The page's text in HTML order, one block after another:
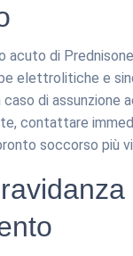
acuto di
elettrolitiche e
caso di assunzione
contattare
soccorso più